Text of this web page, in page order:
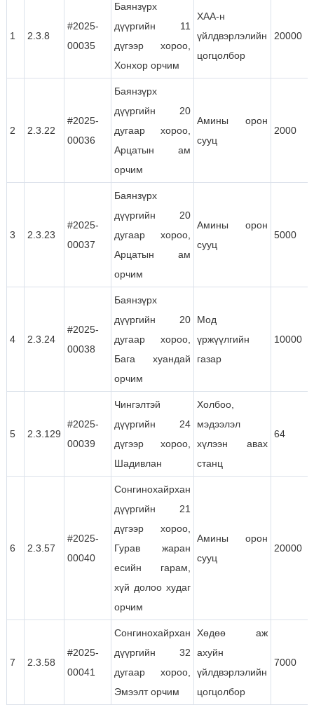
1 2.3.8
#2025-
00035
Баянзүрх
дүүргийн 11
дүгээр хороо,
Хонхор орчим
ХАА-н
үйлдвэрлэлийн
цогцолбор
20000
2 2.3.22
#2025-
00036
Баянзүрх
дүүргийн 20
дугаар хороо,
Арцатын ам
орчим
Амины орон
сууц
2000
3 2.3.23
#2025-
00037
Баянзүрх
дүүргийн 20
дугаар хороо,
Арцатын ам
орчим
Амины орон
сууц
5000
4 2.3.24
#2025-
00038
Баянзүрх
дүүргийн 20
дугаар хороо,
Бага хуандай
орчим
Мод
үржүүлгийн
газар
10000
5 2.3.129
#2025-
00039
Чингэлтэй
дүүргийн 24
дүгээр хороо,
Шадивлан
Холбоо,
мэдээлэл
хүлээн авах
станц
64
6 2.3.57
#2025-
00040
Сонгинохайрхан
дүүргийн 21
дүгээр хороо,
Гурав жаран
есийн гарам,
хүй долоо худаг
орчим
Амины орон
сууц
20000
7 2.3.58
#2025-
00041
Сонгинохайрхан
дүүргийн 32
дугаар хороо,
Эмээлт орчим
Хөдөө аж
ахуйн
үйлдвэрлэлийн
цогцолбор
7000